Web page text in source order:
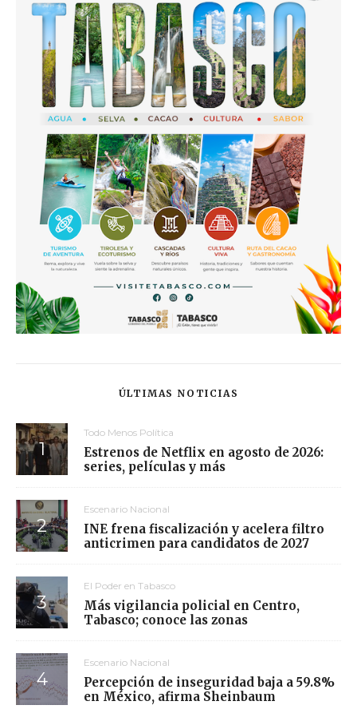
ÚLTIMAS NOTICIAS
Todo Menos Política
Estrenos de Netflix en agosto de 2026:
series, películas y más
Escenario Nacional
INE frena fiscalización y acelera filtro
anticrimen para candidatos de 2027
El Poder en Tabasco
Más vigilancia policial en Centro,
Tabasco; conoce las zonas
Escenario Nacional
Percepción de inseguridad baja a 59.8%
en México, afirma Sheinbaum